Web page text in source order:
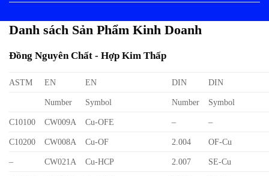
Danh sách Sản Phẩm Kinh Doanh
Đồng Nguyên Chất - Hợp Kim Thấp
ASTM EN EN DIN DIN
Number Symbol Number Symbol
C10100 CW009A Cu-OFE – –
C10200 CW008A Cu-OF 2.004 OF-Cu
– CW021A Cu-HCP 2.007 SE-Cu